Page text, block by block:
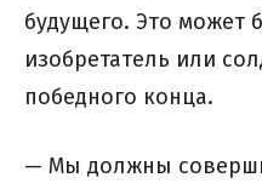
будущего. Это может
изобретатель или
победного конца.
— Мы должны